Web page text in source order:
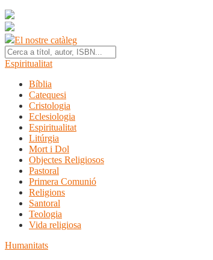
El nostre catàleg
Espiritualitat
Bíblia
Catequesi
Cristologia
Eclesiologia
Espiritualitat
Litúrgia
Mort i Dol
Objectes Religiosos
Pastoral
Primera Comunió
Religions
Santoral
Teologia
Vida religiosa
Humanitats